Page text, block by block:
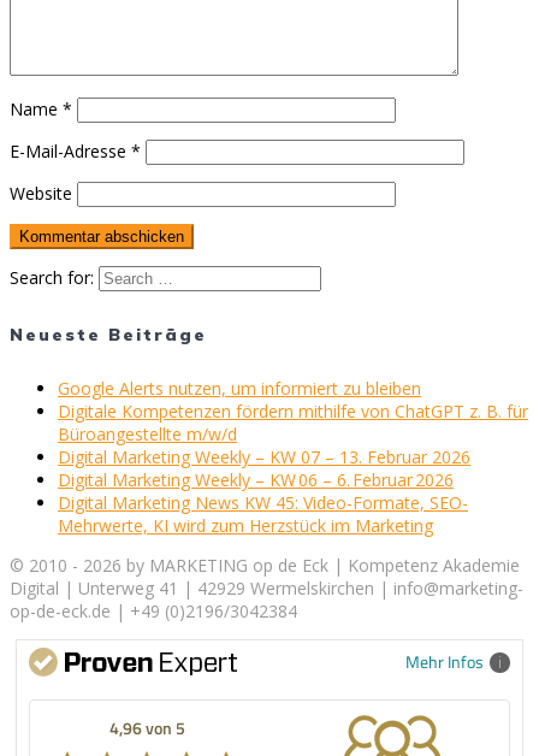
Name *
E-Mail-Adresse *
Website
Search for:
Neueste Beiträge
Google Alerts nutzen, um informiert zu bleiben
Digitale Kompetenzen fördern mithilfe von ChatGPT z. B. für
Büroangestellte m/w/d
Digital Marketing Weekly – KW 07 – 13. Februar 2026
Digital Marketing Weekly – KW 06 – 6. Februar 2026
Digital Marketing News KW 45: Video-Formate, SEO-
Mehrwerte, KI wird zum Herzstück im Marketing
© 2010 - 2026 by MARKETING op de Eck | Kompetenz Akademie
Digital | Unterweg 41 | 42929 Wermelskirchen | info@marketing-
op-de-eck.de | +49 (0)2196/3042384
Mehr Infos
4,96 von 5